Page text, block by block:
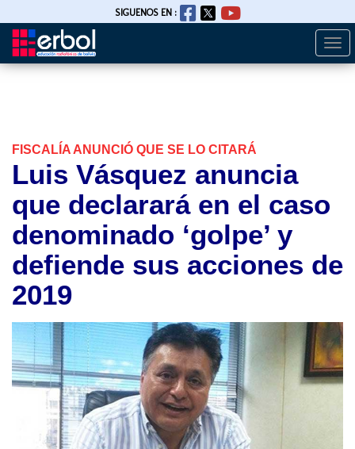
Pasar
SIGUENOS EN :
FISCALÍA ANUNCIÓ QUE SE LO CITARÁ
Luis Vásquez anuncia
que declarará en el caso
denominado ‘golpe’ y
defiende sus acciones de
2019